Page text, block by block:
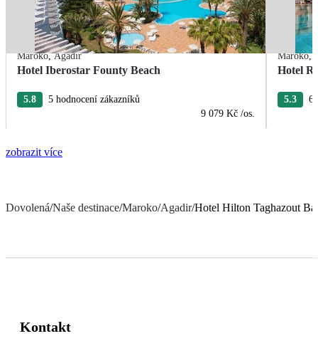
Maroko,Agadir
Hotel Iberostar Founty Beach
5.8
5 hodnocení zákazníků
9 079 Kč /os.
Maroko,
Hotel
5.3 6
zobrazit více
Dovolená/Naše destinace/Maroko/Agadir/Hotel Hilton Taghazout
Kontakt